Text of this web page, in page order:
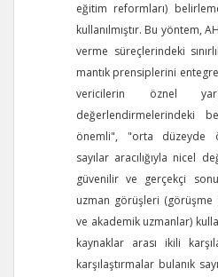
eğitim reformları)
kullanılmıştır. Bu yöntem,
verme süreçlerindeki
mantık prensiplerini
vericilerin öznel
değerlendirmelerindeki
önemli", "orta düzeyde
sayılar aracılığıyla nicel
güvenilir ve gerçekçi
uzman görüşleri (görüşme
ve akademik uzmanlar)
kaynaklar arası ikili
karşılaştırmalar bulanık